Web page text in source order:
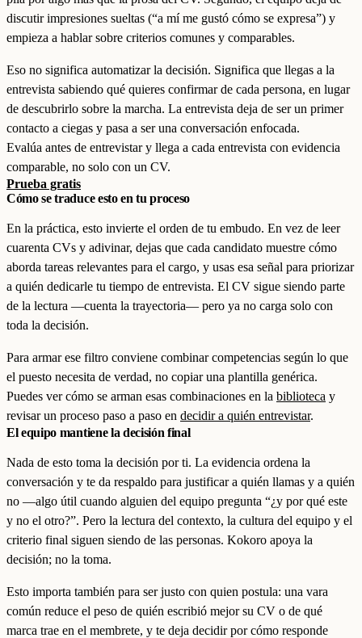
discutir impresiones sueltas (“a mí me gustó cómo se expresa”) y
empieza a hablar sobre criterios comunes y comparables.
Eso no significa automatizar la decisión. Significa que llegas a la
entrevista sabiendo qué quieres confirmar de cada persona, en lugar
de descubrirlo sobre la marcha. La entrevista deja de ser un primer
contacto a ciegas y pasa a ser una conversación enfocada.
Evalúa antes de entrevistar y llega a cada entrevista con evidencia
comparable, no solo con un CV.
Prueba gratis
Cómo se traduce esto en tu proceso
En la práctica, esto invierte el orden de tu embudo. En vez de leer
cuarenta CVs y adivinar, dejas que cada candidato muestre cómo
aborda tareas relevantes para el cargo, y usas esa señal para priorizar
a quién dedicarle tu tiempo de entrevista. El CV sigue siendo parte
de la lectura —cuenta la trayectoria— pero ya no carga solo con
toda la decisión.
Para armar ese filtro conviene combinar competencias según lo que
el puesto necesita de verdad, no copiar una plantilla genérica.
Puedes ver cómo se arman esas combinaciones en la biblioteca y
revisar un proceso paso a paso en decidir a quién entrevistar.
El equipo mantiene la decisión final
Nada de esto toma la decisión por ti. La evidencia ordena la
conversación y te da respaldo para justificar a quién llamas y a quién
no —algo útil cuando alguien del equipo pregunta “¿y por qué este
y no el otro?”. Pero la lectura del contexto, la cultura del equipo y el
criterio final siguen siendo de las personas. Kokoro apoya la
decisión; no la toma.
Esto importa también para ser justo con quien postula: una vara
común reduce el peso de quién escribió mejor su CV o de qué
marca trae en el membrete, y te deja decidir por cómo responde